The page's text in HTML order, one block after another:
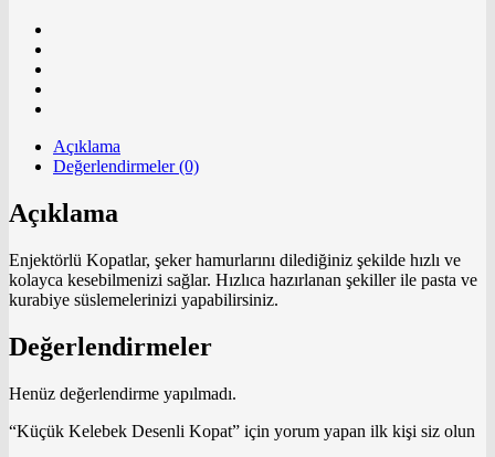
Açıklama
Değerlendirmeler (0)
Açıklama
Enjektörlü Kopatlar, şeker hamurlarını dilediğiniz şekilde hızlı ve
kolayca kesebilmenizi sağlar. Hızlıca hazırlanan şekiller ile pasta ve
kurabiye süslemelerinizi yapabilirsiniz.
Değerlendirmeler
Henüz değerlendirme yapılmadı.
“Küçük Kelebek Desenli Kopat” için yorum yapan ilk kişi siz olun